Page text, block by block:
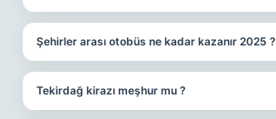
Şehirler arası otobüs ne kadar kazanır 2025 ?
Tekirdağ kirazı meşhur mu ?